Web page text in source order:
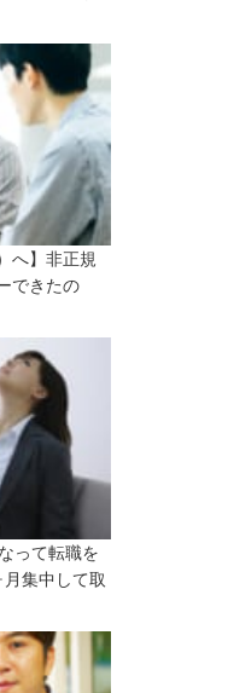
へ】非正規
できたの
って転職を
集中して取